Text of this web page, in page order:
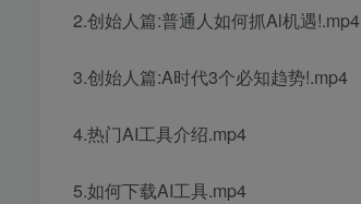
2.创始人篇:普通人如何抓Al机遇!.mp4
3.创始人篇:A时代3个必知趋势!.mp4
4.热门AI工具介绍.mp4
5.如何下载AI工具.mp4